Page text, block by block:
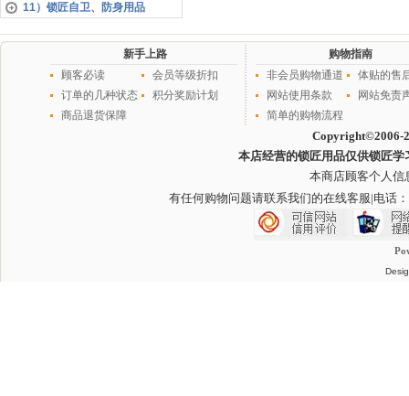
11）锁匠自卫、防身用品
新手上路
顾客必读
会员等级折扣
订单的几种状态
积分奖励计划
商品退货保障
购物指南
非会员购物通道
体贴的售
网站使用条款
网站免责
简单的购物流程
Copyright©2006-
本店经营的锁匠用品仅供锁匠
本商店顾客个人信
有任何购物问题请联系我们的在线客服|电话：